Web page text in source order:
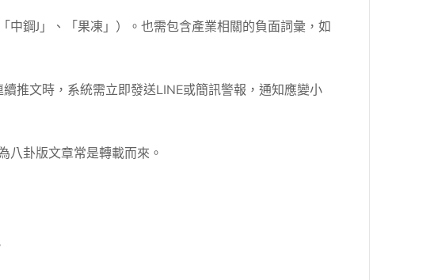
鋼J」、「果凍」）。也需包含產業相關的負面詞彙，如
推文時，系統需立即發送LINE或簡訊警報，通知應變小
八卦版文章常是轉載而來。